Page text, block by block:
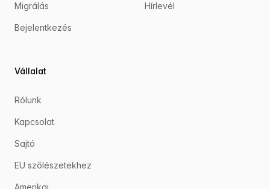
Migrálás
Bejelentkezés
Hírlevél
Vállalat
Rólunk
Kapcsolat
Sajtó
EU szőlészetekhez